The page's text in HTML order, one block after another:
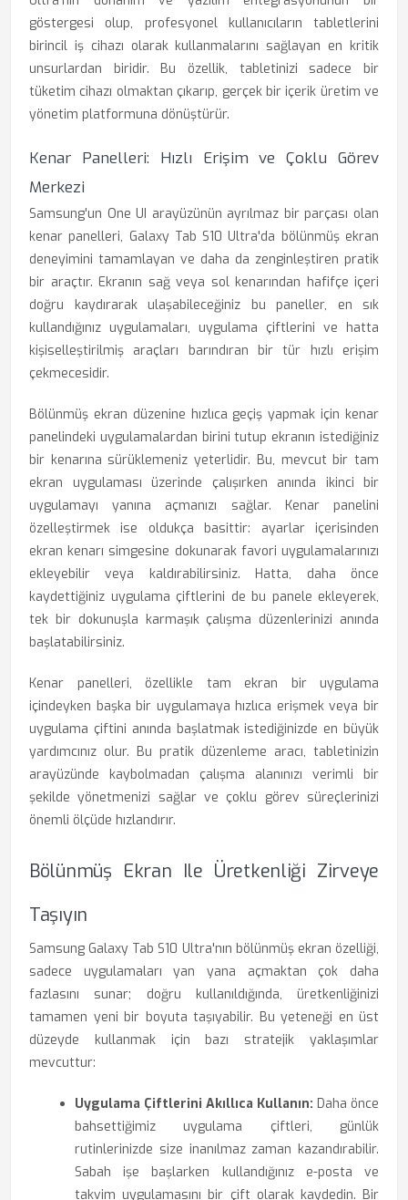
göstergesi olup, profesyonel kullanıcıların tabletlerini
birincil iş cihazı olarak kullanmalarını sağlayan en kritik
unsurlardan biridir. Bu özellik, tabletinizi sadece bir
tüketim cihazı olmaktan çıkarıp, gerçek bir içerik üretim ve
yönetim platformuna dönüştürür.
Kenar Panelleri: Hızlı Erişim ve Çoklu Görev
Merkezi
Samsung'un One UI arayüzünün ayrılmaz bir parçası olan
kenar panelleri, Galaxy Tab S10 Ultra'da bölünmüş ekran
deneyimini tamamlayan ve daha da zenginleştiren pratik
bir araçtır. Ekranın sağ veya sol kenarından hafifçe içeri
doğru kaydırarak ulaşabileceğiniz bu paneller, en sık
kullandığınız uygulamaları, uygulama çiftlerini ve hatta
kişiselleştirilmiş araçları barındıran bir tür hızlı erişim
çekmecesidir.
Bölünmüş ekran düzenine hızlıca geçiş yapmak için kenar
panelindeki uygulamalardan birini tutup ekranın istediğiniz
bir kenarına sürüklemeniz yeterlidir. Bu, mevcut bir tam
ekran uygulaması üzerinde çalışırken anında ikinci bir
uygulamayı yanına açmanızı sağlar. Kenar panelini
özelleştirmek ise oldukça basittir: ayarlar içerisinden
ekran kenarı simgesine dokunarak favori uygulamalarınızı
ekleyebilir veya kaldırabilirsiniz. Hatta, daha önce
kaydettiğiniz uygulama çiftlerini de bu panele ekleyerek,
tek bir dokunuşla karmaşık çalışma düzenlerinizi anında
başlatabilirsiniz.
Kenar panelleri, özellikle tam ekran bir uygulama
içindeyken başka bir uygulamaya hızlıca erişmek veya bir
uygulama çiftini anında başlatmak istediğinizde en büyük
yardımcınız olur. Bu pratik düzenleme aracı, tabletinizin
arayüzünde kaybolmadan çalışma alanınızı verimli bir
şekilde yönetmenizi sağlar ve çoklu görev süreçlerinizi
önemli ölçüde hızlandırır.
Bölünmüş Ekran Ile Üretkenliği Zirveye
Taşıyın
Samsung Galaxy Tab S10 Ultra'nın bölünmüş ekran özelliği,
sadece uygulamaları yan yana açmaktan çok daha
fazlasını sunar; doğru kullanıldığında, üretkenliğinizi
tamamen yeni bir boyuta taşıyabilir. Bu yeteneği en üst
düzeyde kullanmak için bazı stratejik yaklaşımlar
mevcuttur:
Uygulama Çiftlerini Akıllıca Kullanın: Daha önce
bahsettiğimiz uygulama çiftleri, günlük
rutinlerinizde size inanılmaz zaman kazandırabilir.
Sabah işe başlarken kullandığınız e-posta ve
takvim uygulamasını bir çift olarak kaydedin. Bir